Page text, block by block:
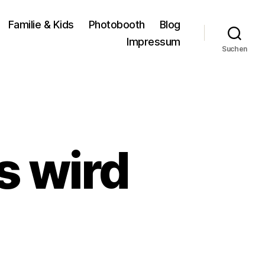
Familie & Kids Photobooth
Blog
Impressum
Suchen
wird